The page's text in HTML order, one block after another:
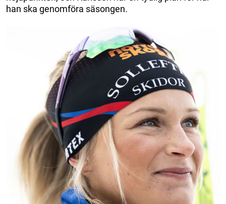
han ska genomföra säsongen.